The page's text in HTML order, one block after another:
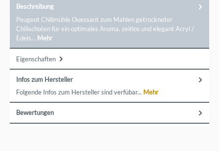
Beschreibung
Peugeot Chilimühle Ouessant zum Mahlen getrockneter
Chilischoten für ein optimales Aroma. zeitlos und elegant Acryl /
Edels… Mehr
Eigenschaften
Infos zum Hersteller
Folgende Infos zum Hersteller sind verfübar... Mehr
Bewertungen